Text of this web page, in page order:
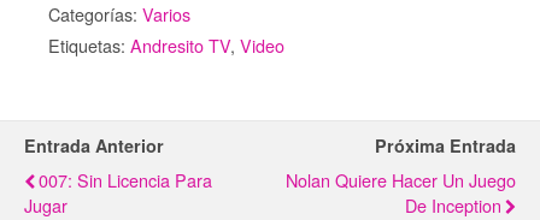
Categorías: Varios
Etiquetas: Andresito TV, Video
Entrada Anterior
007: Sin Licencia Para
Jugar
Próxima Entrada
Nolan Quiere Hacer Un Juego
De Inception